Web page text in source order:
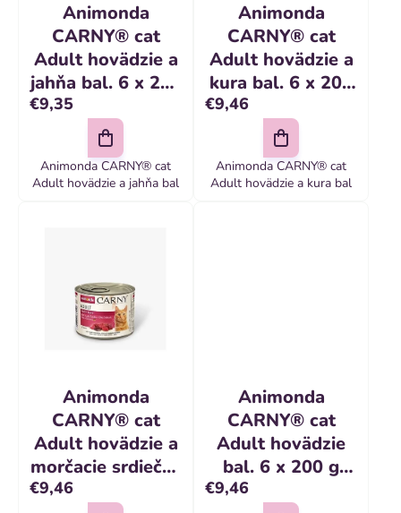
o
d
u
Animonda
CARNY® cat
Adult hovädzie a
jahňa bal. 6 x 200
g konzerva
€9,35
Animonda CARNY® cat
Adult hovädzie a jahňa bal
Animonda
CARNY® cat
Adult hovädzie a
kura bal. 6 x 200
g konzerva
€9,46
Animonda CARNY® cat
Adult hovädzie a kura bal
Animonda
CARNY® cat
Adult hovädzie a
morčacie srdiečka
bal. 6 x 200 g
€9,46
Animonda
CARNY® cat
Adult hovädzie
bal. 6 x 200 g
konzerva
€9,46